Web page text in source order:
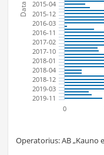
Data
2015-04
2015-12
2016-03
2016-11
2017-02
2017-10
2018-01
2018-04
2018-12
2019-03
2019-11
0
Operatorius: AB „Kauno